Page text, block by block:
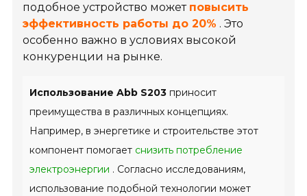
подобное устройство может повысить
эффективность работы до 20% . Это
особенно важно в условиях высокой
конкуренции на рынке.
Использование Abb S203 приносит
преимущества в различных концепциях.
Например, в энергетике и строительстве этот
компонент помогает снизить потребление
электроэнергии . Согласно исследованиям,
использование подобной технологии может